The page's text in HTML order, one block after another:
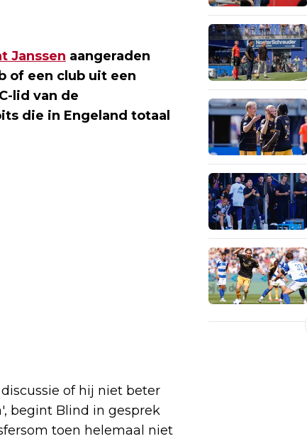
Janssen aangeraden
of een club uit een
lid van de
die in Engeland totaal
of hij niet beter
begint Blind in gesprek
toen helemaal niet